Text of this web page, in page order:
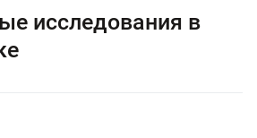
исследования в